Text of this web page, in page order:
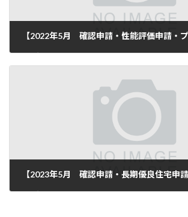
2022年6月14日
2023年5月31日